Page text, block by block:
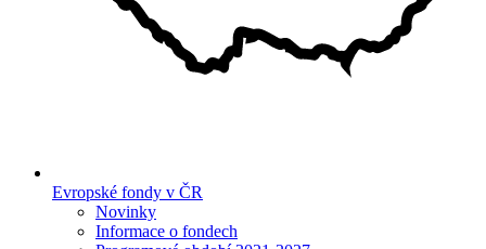
Evropské fondy v ČR
Novinky
Informace o fondech